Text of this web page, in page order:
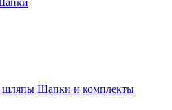
шляпы Шапки и комплекты